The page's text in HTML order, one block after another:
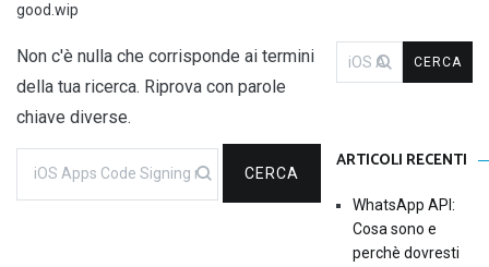
good.wip
Non c'è nulla che corrisponde ai termini
della tua ricerca. Riprova con parole
chiave diverse.
Ricerca
per:
Ricerca
per:
ARTICOLI RECENTI
WhatsApp API:
Cosa sono e
perchè dovresti